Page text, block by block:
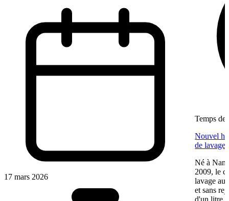
17 mars 2026
Temps de
Nouvel
de lavage
Né à
2009, le
lavage
et sans
d'un litre